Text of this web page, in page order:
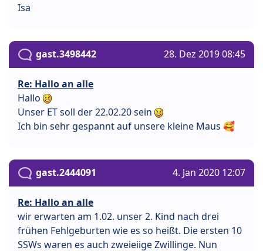
Isa
gast.3498442 28. Dez 2019 08:45
Re: Hallo an alle
Hallo
Unser ET soll der 22.02.20 sein
Ich bin sehr gespannt auf unsere kleine Maus 🥰
gast.2444091 4. Jan 2020 12:07
Re: Hallo an alle
wir erwarten am 1.02. unser 2. Kind nach drei
frühen Fehlgeburten wie es so heißt. Die ersten 10
SSWs waren es auch zweieiige Zwillinge. Nun